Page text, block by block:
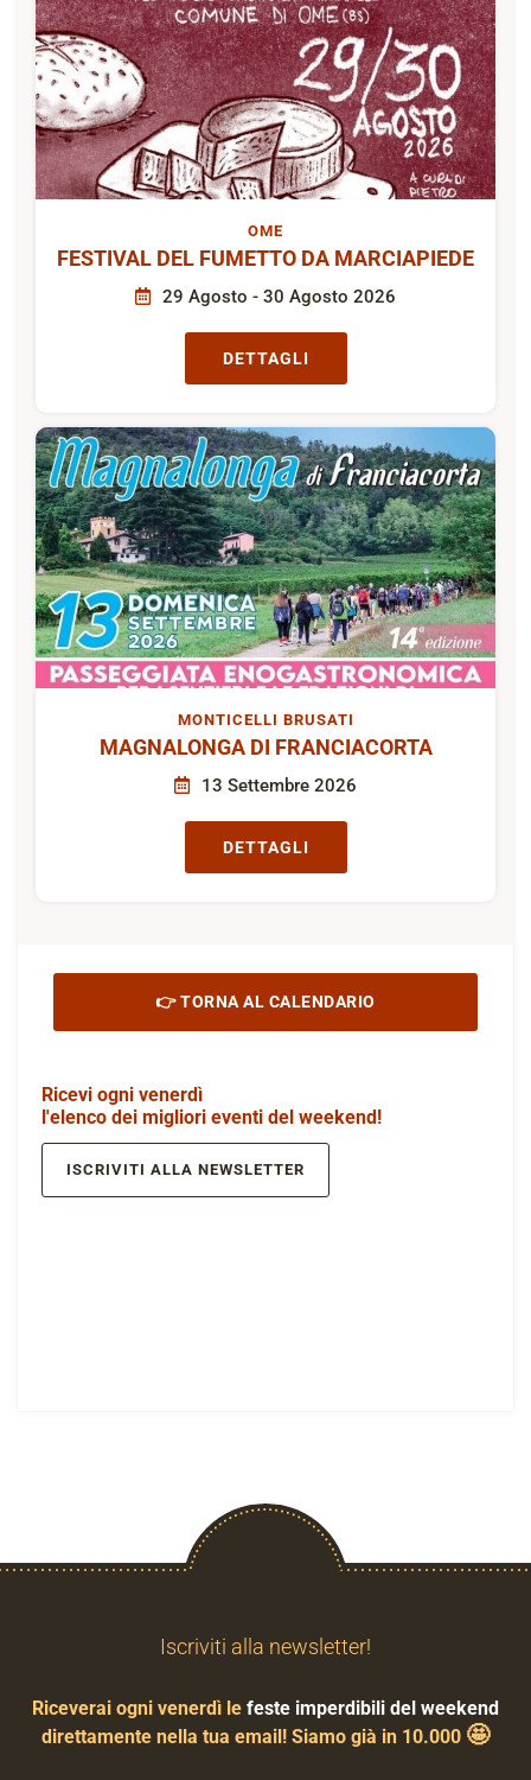
OME
FESTIVAL DEL FUMETTO DA MARCIAPIEDE
29 Agosto - 30 Agosto 2026
DETTAGLI
MONTICELLI BRUSATI
MAGNALONGA DI FRANCIACORTA
13 Settembre 2026
DETTAGLI
👉 TORNA AL CALENDARIO
Ricevi ogni venerdì
l'elenco dei migliori eventi del weekend!
ISCRIVITI ALLA NEWSLETTER
Iscriviti alla newsletter!
Riceverai ogni venerdì le feste imperdibili del weekend
direttamente nella tua email! Siamo già in 10.000 🤩